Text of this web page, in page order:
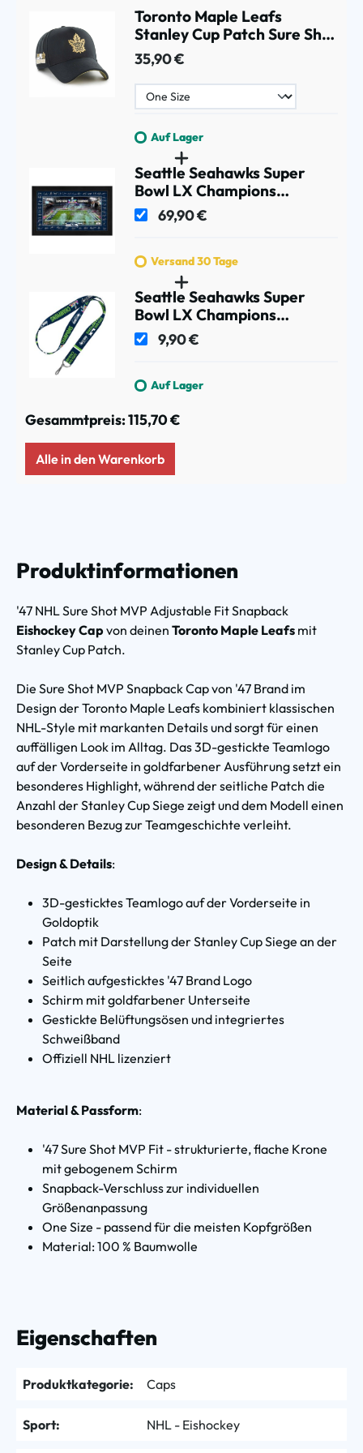
Toronto Maple Leafs
Stanley Cup Patch Sure Shot
MVP Snapback NHL
Schwarz
35,90 €
Auf Lager
Seattle Seahawks Super
Bowl LX Champions
Signature Celebration NFL
Bild
69,90 €
Versand 30 Tage
Seattle Seahawks Super
Bowl LX Champions
Lanyard
9,90 €
Auf Lager
Gesammtpreis:115,70 €
Alle in den Warenkorb
Produktinformationen
'47 NHL Sure Shot MVP Adjustable Fit Snapback
Eishockey Cap von deinen Toronto Maple Leafs mit
Stanley Cup Patch.
Die Sure Shot MVP Snapback Cap von '47 Brand im
Design der Toronto Maple Leafs kombiniert klassischen
NHL-Style mit markanten Details und sorgt für einen
auffälligen Look im Alltag. Das 3D-gestickte Teamlogo
auf der Vorderseite in goldfarbener Ausführung setzt ein
besonderes Highlight, während der seitliche Patch die
Anzahl der Stanley Cup Siege zeigt und dem Modell einen
besonderen Bezug zur Teamgeschichte verleiht.
Design & Details:
3D-gesticktes Teamlogo auf der Vorderseite in
Goldoptik
Patch mit Darstellung der Stanley Cup Siege an der
Seite
Seitlich aufgesticktes '47 Brand Logo
Schirm mit goldfarbener Unterseite
Gestickte Belüftungsösen und integriertes
Schweißband
Offiziell NHL lizenziert
Material & Passform:
'47 Sure Shot MVP Fit - strukturierte, flache Krone
mit gebogenem Schirm
Snapback-Verschluss zur individuellen
Größenanpassung
One Size - passend für die meisten Kopfgrößen
Material: 100 % Baumwolle
Eigenschaften
Produktkategorie: Caps
Sport: NHL - Eishockey